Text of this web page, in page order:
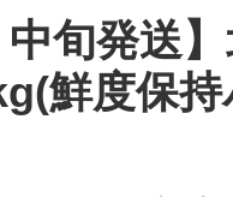
中旬発送
鮮度保